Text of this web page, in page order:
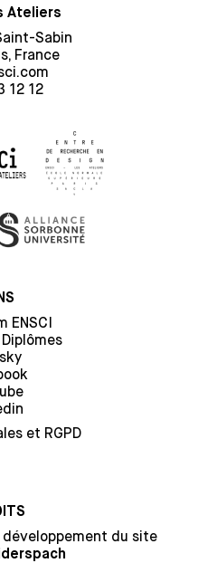
Ateliers
Sabin
France
12 12
ENSCI
et RGPD
du site